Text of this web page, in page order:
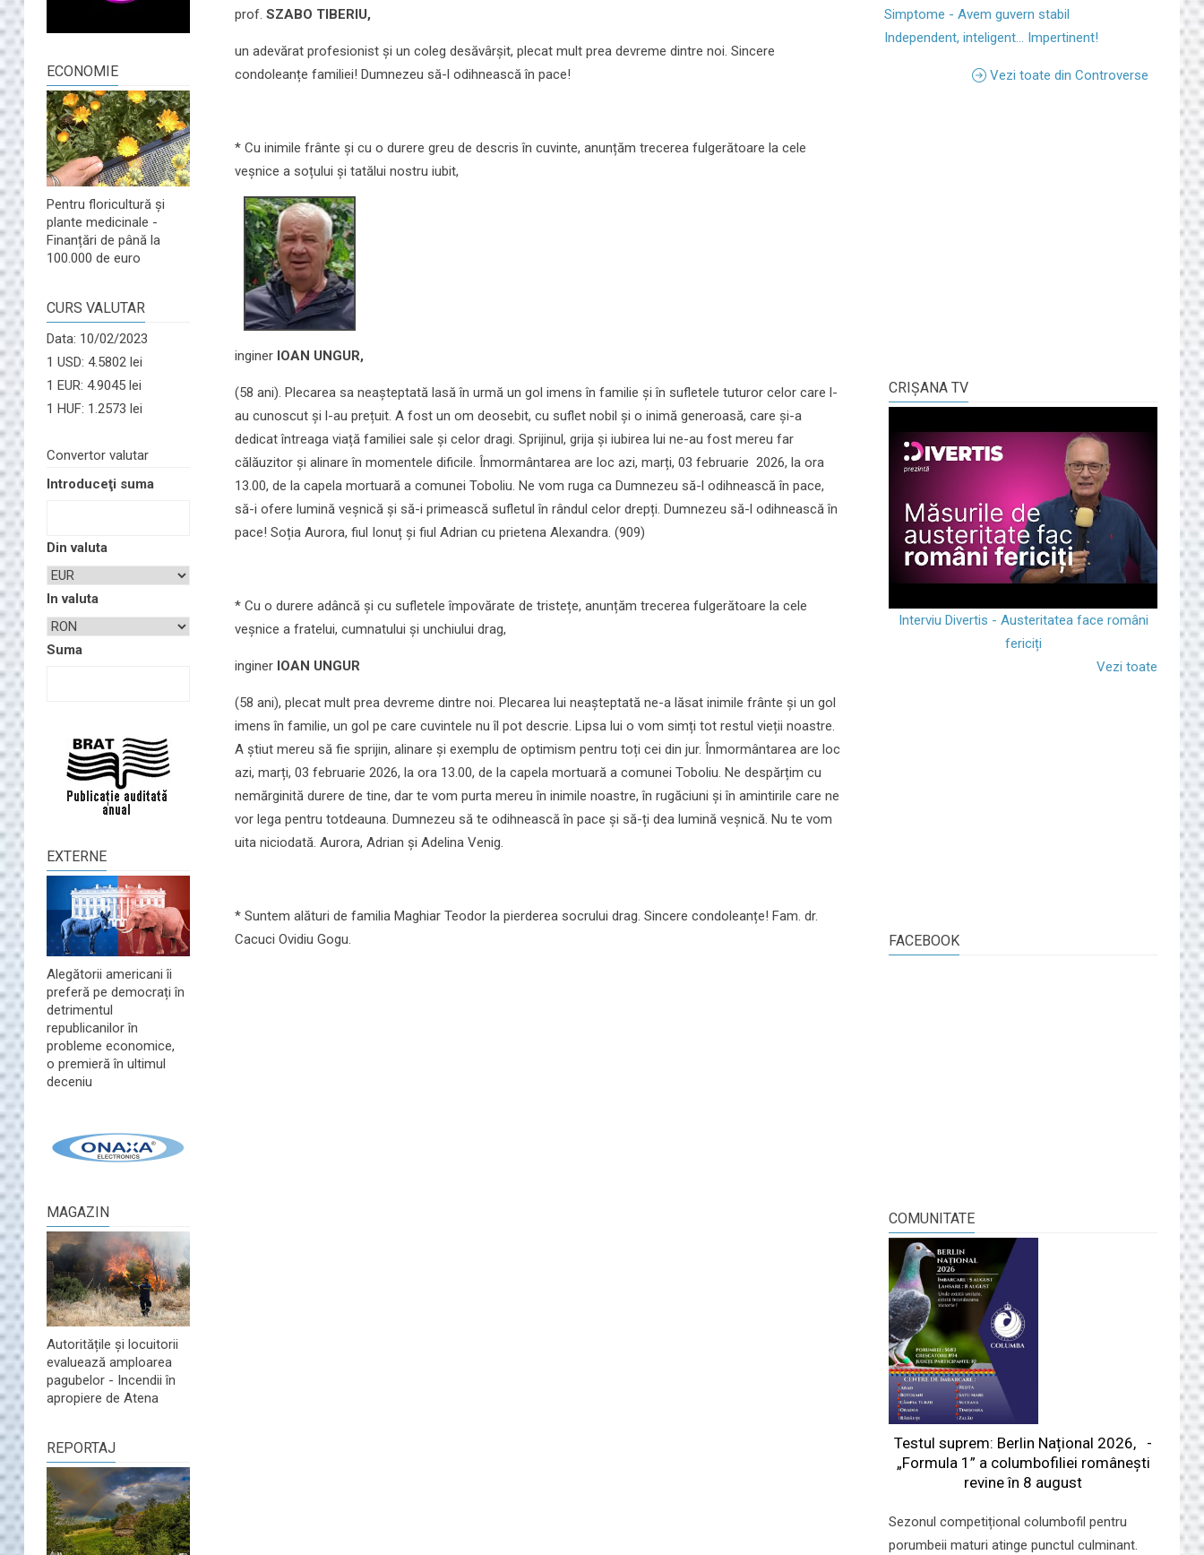
ECONOMIE
Pentru floricultură și
plante medicinale -
Finanțări de până la
100.000 de euro
CURS VALUTAR
Data: 10/02/2023
1 USD: 4.5802 lei
1 EUR: 4.9045 lei
1 HUF: 1.2573 lei
Convertor valutar
Introduceţi suma
Din valuta
In valuta
Suma
EXTERNE
Alegătorii americani îi
preferă pe democrați în
detrimentul
republicanilor în
probleme economice,
o premieră în ultimul
deceniu
MAGAZIN
Autoritățile și locuitorii
evaluează amploarea
pagubelor - Incendii în
apropiere de Atena
REPORTAJ
prof. SZABO TIBERIU,
un adevărat profesionist și un coleg desăvârșit, plecat mult prea devreme dintre noi. Sincere
condoleanțe familiei! Dumnezeu să-l odihnească în pace!
* Cu inimile frânte și cu o durere greu de descris în cuvinte, anunțăm trecerea fulgerătoare la cele
veșnice a soțului și tatălui nostru iubit,
inginer IOAN UNGUR,
(58 ani). Plecarea sa neașteptată lasă în urmă un gol imens în familie și în sufletele tuturor celor care l-
au cunoscut și l-au prețuit. A fost un om deosebit, cu suflet nobil și o inimă generoasă, care și-a
dedicat întreaga viață familiei sale și celor dragi. Sprijinul, grija și iubirea lui ne-au fost mereu far
călăuzitor și alinare în momentele dificile. Înmormântarea are loc azi, marți, 03 februarie 2026, la ora
13.00, de la capela mortuară a comunei Toboliu. Ne vom ruga ca Dumnezeu să-l odihnească în pace,
să-i ofere lumină veșnică și să-i primească sufletul în rândul celor drepți. Dumnezeu să-l odihnească în
pace! Soția Aurora, fiul Ionuț și fiul Adrian cu prietena Alexandra. (909)
* Cu o durere adâncă și cu sufletele împovărate de tristețe, anunțăm trecerea fulgerătoare la cele
veșnice a fratelui, cumnatului și unchiului drag,
inginer IOAN UNGUR
(58 ani), plecat mult prea devreme dintre noi. Plecarea lui neașteptată ne-a lăsat inimile frânte și un gol
imens în familie, un gol pe care cuvintele nu îl pot descrie. Lipsa lui o vom simți tot restul vieții noastre.
A știut mereu să fie sprijin, alinare și exemplu de optimism pentru toți cei din jur. Înmormântarea are loc
azi, marți, 03 februarie 2026, la ora 13.00, de la capela mortuară a comunei Toboliu. Ne despărțim cu
nemărginită durere de tine, dar te vom purta mereu în inimile noastre, în rugăciuni și în amintirile care ne
vor lega pentru totdeauna. Dumnezeu să te odihnească în pace și să-ți dea lumină veșnică. Nu te vom
uita niciodată. Aurora, Adrian și Adelina Venig.
* Suntem alături de familia Maghiar Teodor la pierderea socrului drag. Sincere condoleanțe! Fam. dr.
Cacuci Ovidiu Gogu.
Simptome - Avem guvern stabil
Independent, inteligent... Impertinent!
Vezi toate din Controverse
CRIŞANA TV
Interviu Divertis - Austeritatea face români
fericiți
Vezi toate
FACEBOOK
COMUNITATE
Testul suprem: Berlin Național 2026, -
„Formula 1” a columbofiliei româneşti
revine în 8 august
Sezonul competițional columbofil pentru
porumbeii maturi atinge punctul culminant.